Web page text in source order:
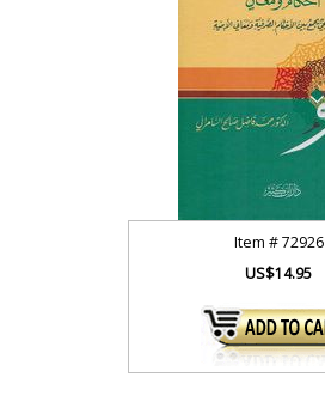
Item #72926
US$14.95